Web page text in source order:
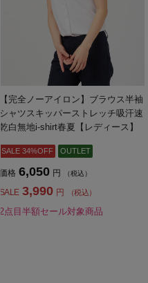
【完全ノーアイロン】ブラウス半袖
シャツスキッパーストレッチ吸汗速
乾白無地i-shirt春夏【レディース】
SALE 34%OFF OUTLET
価格 6,050 円 （税込）
SALE 3,990 円 （税込）
2点目半額セール対象商品